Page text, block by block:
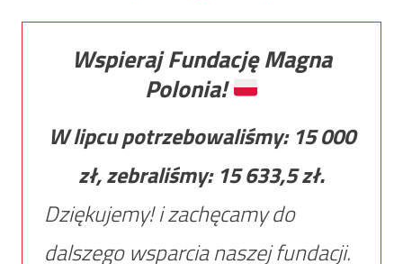
Wspieraj Fundację Magna
Polonia!
W lipcu potrzebowaliśmy: 15 000
zł, zebraliśmy: 15 633,5zł.
Dziękujemy! i zachęcamy do
dalszego wsparcia naszej fundacji.